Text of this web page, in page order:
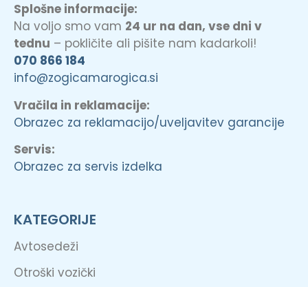
Splošne informacije:
Na voljo smo vam 24 ur na dan, vse dni v
tednu – pokličite ali pišite nam kadarkoli!
070 866 184
info@zogicamarogica.si
Vračila in reklamacije:
Obrazec za reklamacijo/uveljavitev garancije
Servis:
Obrazec za servis izdelka
KATEGORIJE
Avtosedeži
Otroški vozički